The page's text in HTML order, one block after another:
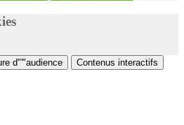
d"'"audience
Contenus interactifs